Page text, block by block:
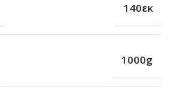
140εκ
1000g